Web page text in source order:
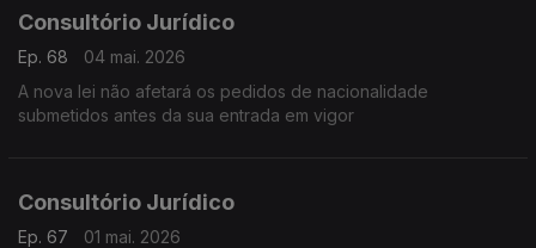
Consultório Jurídico
Ep. 68
04 mai. 2026
A nova lei não afetará os pedidos de nacionalidade
submetidos antes da sua entrada em vigor
Consultório Jurídico
Ep. 67
01 mai. 2026